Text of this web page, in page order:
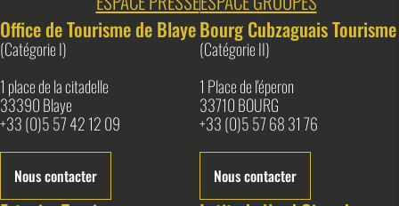
Office de Tourisme de Blaye
(Catégorie I)
1 place de la citadelle
33390 Blaye
+33 (0)5 57 42 12 09
Nous contacter
Bourg Cubzaguais Tourisme
(Catégorie II)
1 Place de l'éperon
33710 BOURG
+33 (0)5 57 68 31 76
Nous contacter